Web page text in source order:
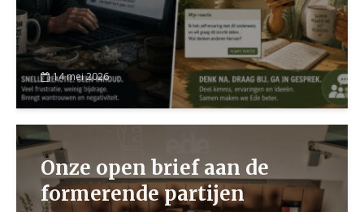
14 mei 2026
Onze open brief aan de
formerende partijen